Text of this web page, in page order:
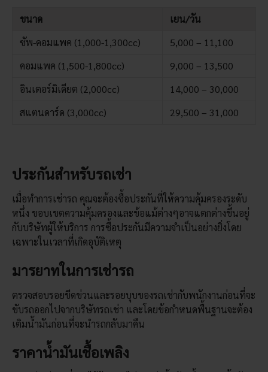
ขนาด
เยน/วัน
ซัพ-คอมแพค (1,000-1,300cc)
5,000 – 11,100
คอมแพค (1,500-1,800cc)
9,000 – 13,500
อินเตอร์มิเดียต (2,000cc)
14,000 – 30,000
สแตนดาร์ด (3,000cc)
29,500 – 31,000
ประกันสำหรับรถเช่า
เมื่อทำการเช่ารถ คุณจะต้องซื้อประกันที่ให้ความคุ้มครองระดับ
หนึ่ง ขอบเขตความคุ้มครองและข้อแม้ต่างๆอาจแตกต่างขึ้นอยู่
กับบริษัทผู้ให้บริการ การซื้อประกันมีความจำเป็นอย่างยิ่งโดย
เฉพาะในเวลาที่เกิดอุบัติเหตุ
มารยาทในการเช่ารถ
ตรวจสอบรอยขีดข่วนและรอยบุบของรถเช่ากับพนักงานก่อนที่จะ
ขับรถออกไปจากบริษัทรถเช่า และโดยข้อกำหนดพื้นฐานจะต้อง
เติมน้ำมันก่อนที่จะนำรถกลับมาคืน
ราคาน้ำมันเชื้อเพลิง